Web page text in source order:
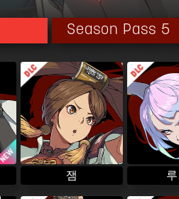
평온을 얻어,
음속으로부터 만끽하고 있다.
Season Pass 5
잼